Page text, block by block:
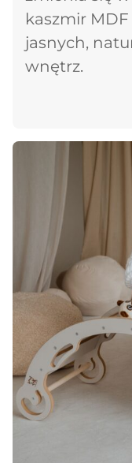
kaszmir
jasnych,
wnętrz.